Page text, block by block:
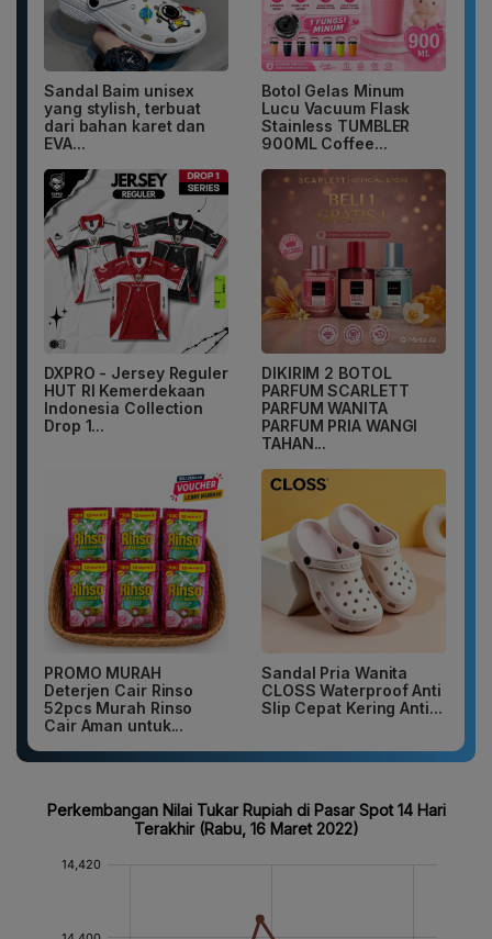
Sandal Baim unisex
yang stylish, terbuat
dari bahan karet dan
EVA...
Botol Gelas Minum
Lucu Vacuum Flask
Stainless TUMBLER
900ML Coffee...
DXPRO - Jersey Reguler
HUT RI Kemerdekaan
Indonesia Collection
Drop 1...
DIKIRIM 2 BOTOL
PARFUM SCARLETT
PARFUM WANITA
PARFUM PRIA WANGI
TAHAN...
PROMO MURAH
Deterjen Cair Rinso
52pcs Murah Rinso
Cair Aman untuk...
Sandal Pria Wanita
CLOSS Waterproof Anti
Slip Cepat Kering Anti...